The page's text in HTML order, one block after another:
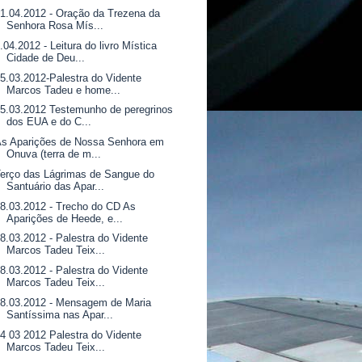
- Oração da Trezena da
Senhora Rosa Mís...
- Leitura do livro Mística
Cidade de Deu...
Palestra do Vidente
Marcos Tadeu e home...
Testemunho de peregrinos
dos EUA e do C...
Aparições de Nossa Senhora em
Onuva (terra de m...
das Lágrimas de Sangue do
Santuário das Apar...
- Trecho do CD As
Aparições de Heede, e...
- Palestra do Vidente
Marcos Tadeu Teix...
- Palestra do Vidente
Marcos Tadeu Teix...
- Mensagem de Maria
Santíssima nas Apar...
03 2012 Palestra do Vidente
Marcos Tadeu Teix...